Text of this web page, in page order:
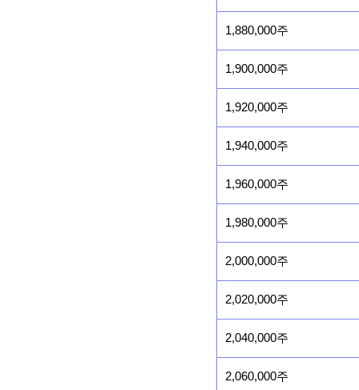
1,880,000주
1,900,000주
1,920,000주
1,940,000주
1,960,000주
1,980,000주
2,000,000주
2,020,000주
2,040,000주
2,060,000주